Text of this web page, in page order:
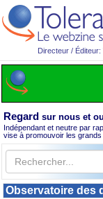
Directeur / Éditeur:
Regard sur nous et
Indépendant et neutre par
vise à promouvoir les
Observatoire des